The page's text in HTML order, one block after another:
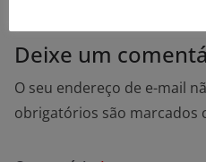
Deixe um
O seu endereço de e-mail
obrigatórios são marcados